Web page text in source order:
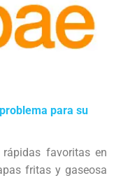
para su
favoritas en
fritas y gaseosa